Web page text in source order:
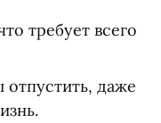
требует всего
отпустить, даже